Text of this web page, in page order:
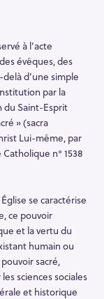
à l’acte
évêques, des
d’une simple
par la
du Saint-Esprit
» (sacra
Lui-même, par
n° 1538
se caractérise
ce pouvoir
et la vertu du
humain ou
sacré,
sciences sociales
et historique